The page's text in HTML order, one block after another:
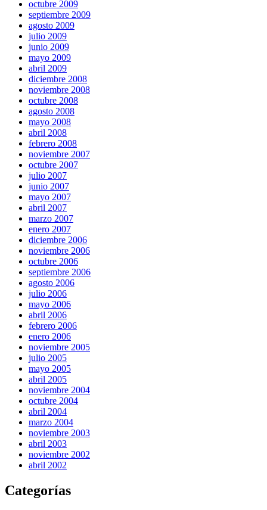
octubre 2009
septiembre 2009
agosto 2009
julio 2009
junio 2009
mayo 2009
abril 2009
diciembre 2008
noviembre 2008
octubre 2008
agosto 2008
mayo 2008
abril 2008
febrero 2008
noviembre 2007
octubre 2007
julio 2007
junio 2007
mayo 2007
abril 2007
marzo 2007
enero 2007
diciembre 2006
noviembre 2006
octubre 2006
septiembre 2006
agosto 2006
julio 2006
mayo 2006
abril 2006
febrero 2006
enero 2006
noviembre 2005
julio 2005
mayo 2005
abril 2005
noviembre 2004
octubre 2004
abril 2004
marzo 2004
noviembre 2003
abril 2003
noviembre 2002
abril 2002
Categorías